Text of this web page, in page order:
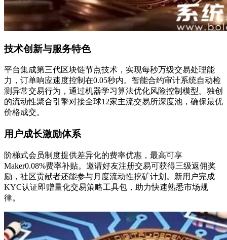
技术创新与服务特色
平台集成第三代区块链节点技术，实现每秒万级交易处理能
力，订单响应速度控制在0.05秒内。智能合约审计系统自动检
测异常交易行为，通过机器学习算法优化风险控制模型。独创
的流动性聚合引擎对接全球12家主流交易所深度池，确保最优
价格成交。
用户成长激励体系
阶梯式会员制度提供差异化的费率优惠，最高可享
Maker0.08%费率补贴。邀请好友注册交易可获得三级返佣奖
励，社区贡献者还能参与月度流动性挖矿计划。新用户完成
KYC认证即赠量化交易策略工具包，助力快速熟悉市场规
律。